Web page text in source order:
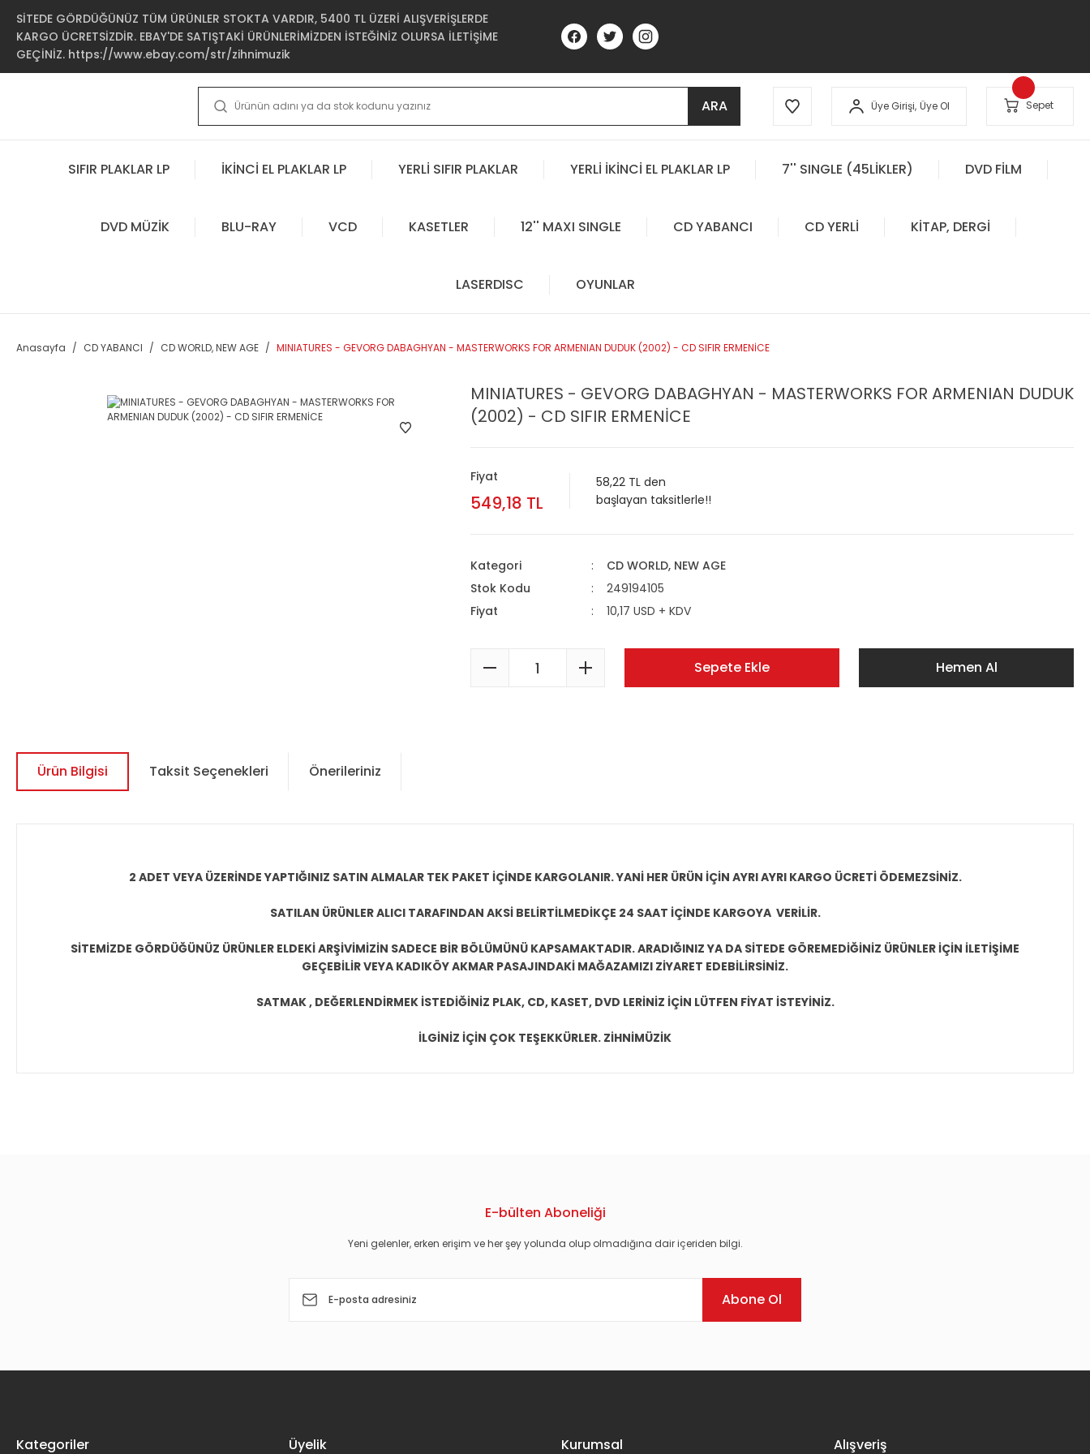
SİTEDE GÖRDÜĞÜNÜZ TÜM ÜRÜNLER STOKTA VARDIR, 5400 TL ÜZERİ ALIŞVERİŞLERDE
KARGO ÜCRETSİZDİR. EBAY'DE SATIŞTAKİ ÜRÜNLERİMİZDEN İSTEĞİNİZ OLURSA İLETİŞİME
GEÇİNİZ. https://www.ebay.com/str/zihnimuzik
ARA Üye Girişi, Üye Ol Sepet
SIFIR PLAKLAR LP İKİNCİ EL PLAKLAR LP YERLİ SIFIR PLAKLAR YERLİ İKİNCİ EL PLAKLAR LP 7'' SINGLE (45LİKLER) DVD FİLM
DVD MÜZİK BLU-RAY VCD KASETLER 12'' MAXI SINGLE CD YABANCI CD YERLİ KİTAP, DERGİ
LASERDISC OYUNLAR
Anasayfa CD YABANCI CD WORLD, NEW AGE MINIATURES - GEVORG DABAGHYAN - MASTERWORKS FOR ARMENIAN DUDUK (2002) - CD SIFIR ERMENİCE
MINIATURES - GEVORG DABAGHYAN - MASTERWORKS FOR ARMENIAN DUDUK
(2002) - CD SIFIR ERMENİCE
Fiyat
549,18 TL
58,22 TL den
başlayan taksitlerle!!
Kategori
CD WORLD, NEW AGE
Stok Kodu
249194105
Fiyat
10,17 USD + KDV
Sepete Ekle Hemen Al
Ürün Bilgisi Taksit Seçenekleri Önerileriniz
2 ADET VEYA ÜZERİNDE YAPTIĞINIZ SATIN ALMALAR TEK PAKET İÇİNDE KARGOLANIR. YANİ HER ÜRÜN İÇİN AYRI AYRI KARGO ÜCRETİ ÖDEMEZSİNİZ.
SATILAN ÜRÜNLER ALICI TARAFINDAN AKSİ BELİRTİLMEDİKÇE 24 SAAT İÇİNDE KARGOYA VERİLİR.
SİTEMİZDE GÖRDÜĞÜNÜZ ÜRÜNLER ELDEKİ ARŞİVİMİZİN SADECE BİR BÖLÜMÜNÜ KAPSAMAKTADIR. ARADIĞINIZ YA DA SİTEDE GÖREMEDİĞİNİZ ÜRÜNLER İÇİN İLETİŞİME
GEÇEBİLİR VEYA KADIKÖY AKMAR PASAJINDAKİ MAĞAZAMIZI ZİYARET EDEBİLİRSİNİZ.
SATMAK , DEĞERLENDİRMEK İSTEDİĞİNİZ PLAK, CD, KASET, DVD LERİNİZ İÇİN LÜTFEN FİYAT İSTEYİNİZ.
İLGİNİZ İÇİN ÇOK TEŞEKKÜRLER. ZİHNİMÜZİK
E-bülten Aboneliği
Yeni gelenler, erken erişim ve her şey yolunda olup olmadığına dair içeriden bilgi.
Abone Ol
Kategoriler Üyelik Kurumsal Alışveriş